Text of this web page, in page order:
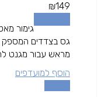
₪149
גימור
גס בצדדים המספק
מראש עבור מגנט
הוסף למועדפים